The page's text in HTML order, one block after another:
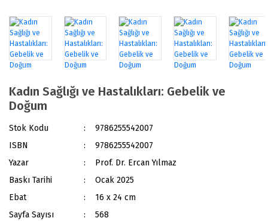
Kadın Sağlığı ve Hastalıkları: Gebelik ve
Doğum
Stok Kodu
9786255542007
ISBN
9786255542007
Yazar
Prof. Dr. Ercan Yılmaz
Baskı Tarihi
Ocak 2025
Ebat
16 x 24 cm
Sayfa Sayısı
568